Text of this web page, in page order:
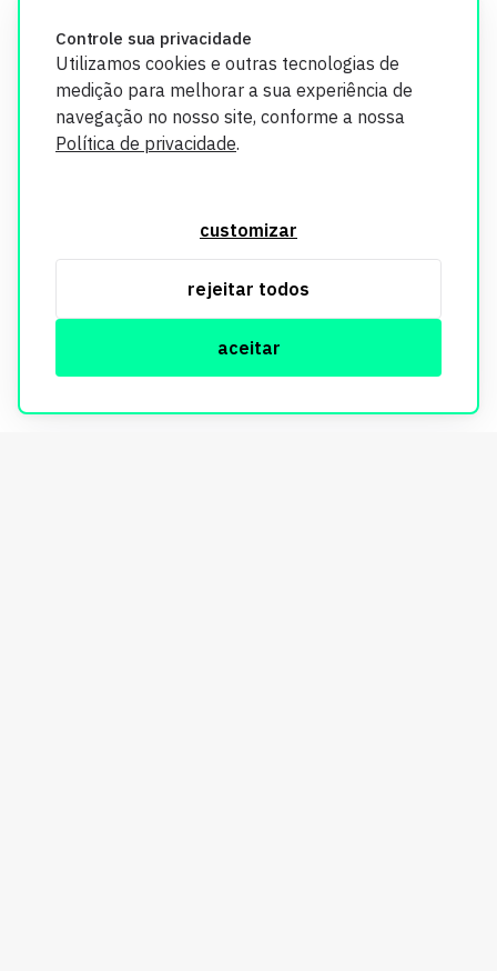
Controle sua privacidade
Utilizamos cookies e outras tecnologias de
medição para melhorar a sua experiência de
navegação no nosso site, conforme a nossa
Política de privacidade.
customizar
rejeitar todos
aceitar
segurança. Todos os dados coletados em nosso site são
utilizados exclusivamente para fins de aprimoramento de
informações, consulte nossa Política de Privacidade.
© Copyright Imobi Report. Todos os direitos reservados.
Política de privacidade
mobister